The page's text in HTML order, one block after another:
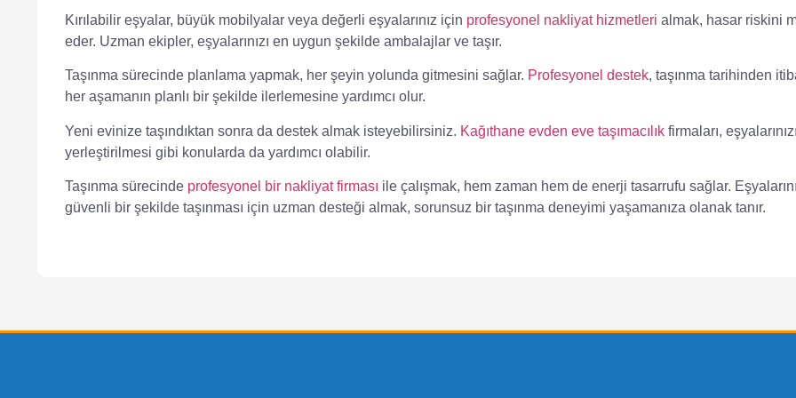
Kırılabilir eşyalar, büyük mobilyalar veya değerli eşyalarınız için profesyonel nakliyat hizmetleri almak, hasar riskini
eder. Uzman ekipler, eşyalarınızı en uygun şekilde ambalajlar ve taşır.
Taşınma sürecinde planlama yapmak, her şeyin yolunda gitmesini sağlar. Profesyonel destek, taşınma tarihinden
her aşamanın planlı bir şekilde ilerlemesine yardımcı olur.
Yeni evinize taşındıktan sonra da destek almak isteyebilirsiniz. Kağıthane evden eve taşımacılık firmaları,
yerleştirilmesi gibi konularda da yardımcı olabilir.
Taşınma sürecinde profesyonel bir nakliyat firması ile çalışmak, hem zaman hem de enerji tasarrufu sağlar.
güvenli bir şekilde taşınması için uzman desteği almak, sorunsuz bir taşınma deneyimi yaşamanıza olanak tanır.